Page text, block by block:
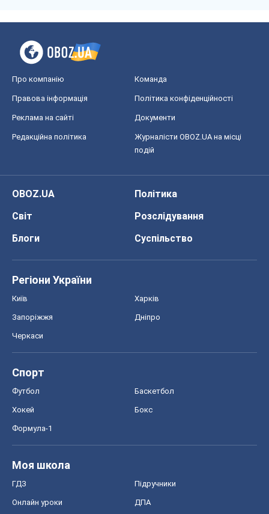
Про компанію Команда
Правова інформація Політика конфіденційності
Реклама на сайті Документи
Редакційна політика
Журналісти OBOZ.UA на місці
подій
OBOZ.UA
Політика
Світ
Розслідування
Блоги
Суспільство
Регіони України
Київ Харків
Запоріжжя Дніпро
Черкаси
Спорт
Футбол Баскетбол
Хокей Бокс
Формула-1
Моя школа
ГДЗ Підручники
Онлайн уроки ДПА